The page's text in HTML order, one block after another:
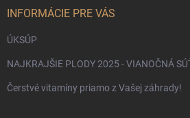
INFORMÁCIE PRE VÁS
ÚKSÚP
NAJKRAJŠIE PLODY 2025 - VIANOČNÁ
Čerstvé vitamíny priamo z Vašej záhrady!